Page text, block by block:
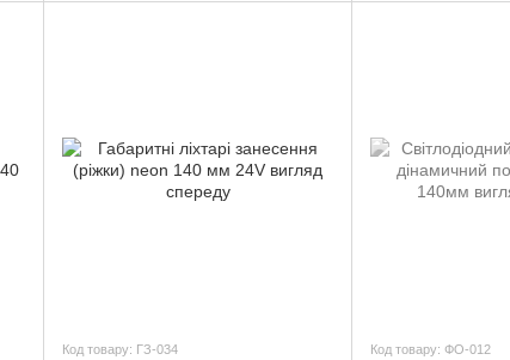
Код товару: ГЗ-034 Код товару: ФО-012